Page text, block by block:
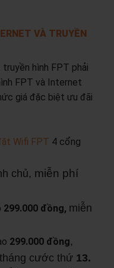
VÀ TRUYỀN
hình FPT phải
FPT và Internet
giá đặc biệt ưu đãi
Wifi FPT 4 cổng
chủ, miễn phí
299.000 đồng, miễn
299.000 đồng,
cước thứ 13.